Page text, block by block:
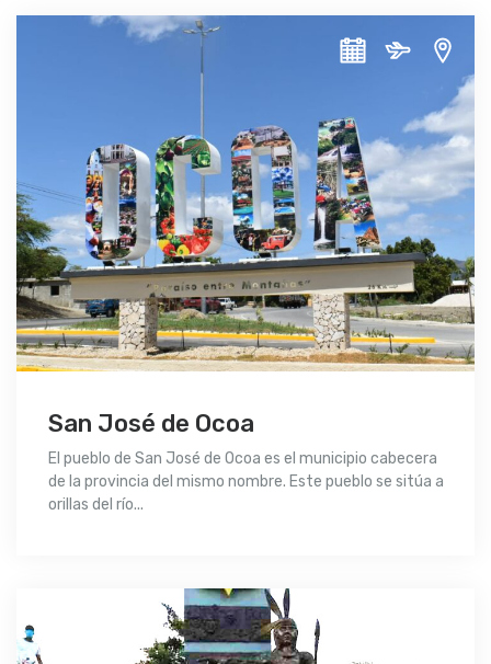
San José de Ocoa
El pueblo de San José de Ocoa es el municipio cabecera
de la provincia del mismo nombre. Este pueblo se sitúa a
orillas del río...